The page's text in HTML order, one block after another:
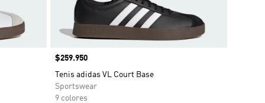
Precio
$259.950
Tenis adidas VL Court Base
Sportswear
9 colores